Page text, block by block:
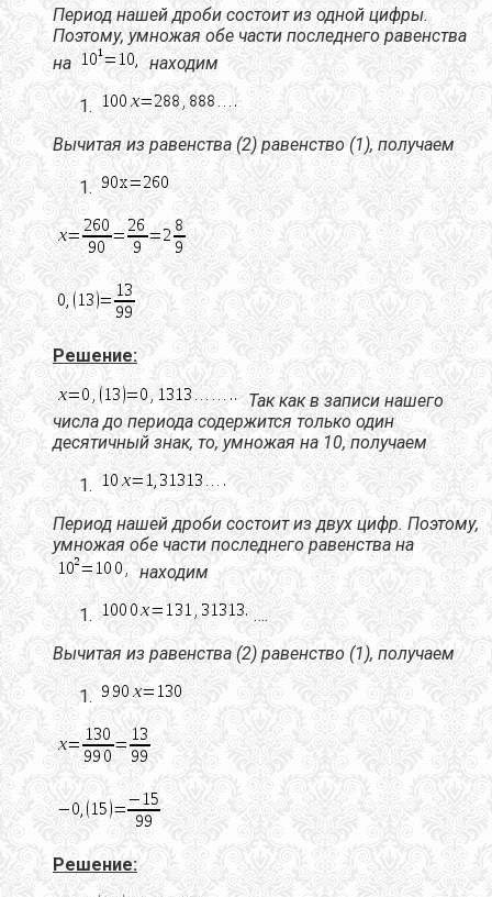
Период нашей дроби состоит из одной цифры.
Поэтому, умножая обе части последнего равенства
на
находим
Вычитая из равенства (2) равенство (1), получаем
Решение:
Так как в записи нашего
числа до периода содержится только один
десятичный знак, то, умножая на 10, получаем
Период нашей дроби состоит из двух цифр. Поэтому,
умножая обе части последнего равенства на
находим
….
Вычитая из равенства (2) равенство (1), получаем
Решение: